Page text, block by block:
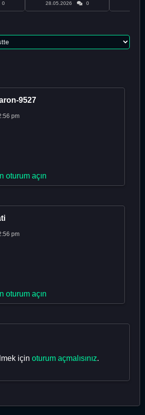
0 28.05.2026 0
9527
pm
oturum açın
pm
oturum açın
için oturum açmalısınız.